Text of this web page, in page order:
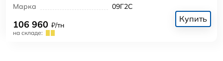
Марка
09Г2С
106 960 ₽/тн
на складе:
Купить